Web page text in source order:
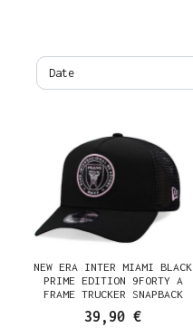
NEW ERA INTER MIAMI BLACK
PRIME EDITION 9FORTY A
FRAME TRUCKER SNAPBACK
39,90 €